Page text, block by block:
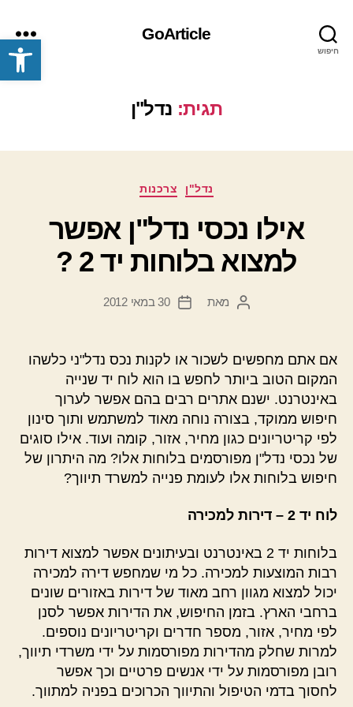
פתח סרגל נגישות חיפוש
GoArticle
תפריט
תגית: נדל"ן
קטגוריות נדל"ן צרכנות
אילו נכסי נדל"ן אפשר
למצוא בלוחות יד 2 ?
המחבר
מאת
תאריך
30 במאי 2012
אם אתם מחפשים לשכור או לקנות נכס נדל"ני כלשהו
המקום הטוב ביותר לחפש בו הוא לוח יד שנייה
באינטרנט. ישנם אתרים רבים בהם אפשר לערוך
חיפוש ממוקד, בצורה נוחה מאוד למשתמש ותוך סינון
לפי קריטריונים כגון מחיר, אזור, קומה ועוד. אילו סוגים
של נכסי נדל"ן מפורסמים בלוחות אלו? מה היתרון של
חיפוש בלוחות אלו לעומת פנייה למשרד תיווך?
לוח יד 2 – דירות למכירה
בלוחות יד 2 באינטרנט ובעיתונים אפשר למצוא דירות
רבות המוצעות למכירה. כל מי שמחפש דירה למכירה
יכול למצוא מגוון רחב מאוד של דירות באזורים שונים
ברחבי הארץ. בזמן החיפוש, את הדירות אפשר לסנן
לפי מחיר, אזור, מספר חדרים וקריטריונים נוספים.
למרות שחלק מהדירות מפורסמות על ידי משרדי תיווך,
רובן מפורסמות על ידי אנשים פרטיים וכך אפשר
לחסוך בדמי הטיפול והתיווך הכרוכים בפניה למתווך.